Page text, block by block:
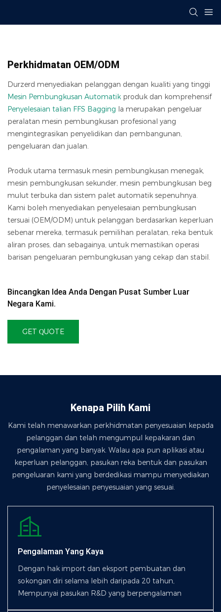
Perkhidmatan OEM/ODM
Durzerd menyediakan pelanggan dengan kualiti yang tinggi
Mesin Pembungkusan Automatik produk dan komprehensif
Penyelesaian talian FFS Bagging Ia merupakan pengeluar
peralatan mesin pembungkusan profesional yang
mengintegrasikan penyelidikan dan pembangunan,
pengeluaran dan jualan.
Produk utama termasuk mesin pembungkusan menegak,
mesin pembungkusan sekunder, mesin pembungkusan beg
mulut terbuka dan sistem palet automatik sepenuhnya.
Kami boleh menyediakan penyelesaian pembungkusan
tersuai (OEM/ODM) untuk pelanggan berdasarkan keperluan
sebenar mereka, termasuk pemilihan peralatan, reka bentuk
aliran proses, dan sebagainya, untuk memastikan operasi
barisan pengeluaran pembungkusan yang cekap dan stabil.
Bincangkan Idea Anda Dengan Pusat Sumber Luar
Negara Kami.
GET QUOTE
Kenapa Pilih Kami
Kami telah menawarkan perkhidmatan penyesuaian kepada
pelanggan dan telah mengumpul kepakaran dan
pengalaman yang banyak. Walau apa pun aplikasi atau
keperluan pelanggan, pasukan reka bentuk dan pasukan
pengeluaran kami yang berdedikasi mampu menyediakan
penyelesaian penyesuaian yang sesuai.
Pengalaman Yang Kaya
Dengan hak import dan eksport pembuatan dan
sokongan diri selama lebih daripada 20 tahun,
Mempunyai pasukan R&D yang berpengalaman